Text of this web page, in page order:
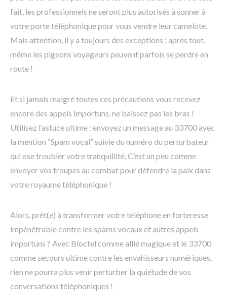
fait, les professionnels ne seront plus autorisés à sonner à
votre porte téléphonique pour vous vendre leur camelote.
Mais attention, il y a toujours des exceptions ; après tout,
même les pigeons voyageurs peuvent parfois se perdre en
route !
Et si jamais malgré toutes ces précautions vous recevez
encore des appels importuns, ne baissez pas les bras !
Utilisez l’astuce ultime : envoyez un message au 33700 avec
la mention “Spam vocal” suivie du numéro du perturbateur
qui ose troubler votre tranquillité. C’est un peu comme
envoyer vos troupes au combat pour défendre la paix dans
votre royaume téléphonique !
Alors, prêt(e) à transformer votre téléphone en forteresse
impénétrable contre les spams vocaux et autres appels
importuns ? Avec Bloctel comme allié magique et le 33700
comme secours ultime contre les envahisseurs numériques,
rien ne pourra plus venir perturber la quiétude de vos
conversations téléphoniques !